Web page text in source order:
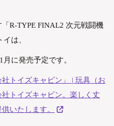
R-TYPE FINAL2 次元戦闘機
は、
に発売予定です。
トイズキャビン」 | 玩具（お
トイズキャビン。楽しく丈
いたします。